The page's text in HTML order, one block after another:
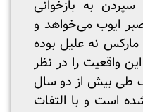
به بازخوانی
ایوب می‌خواهد و
نه علیل بوده
این واقعیت را در نظر
طی بیش از دو سال
است و با التفات